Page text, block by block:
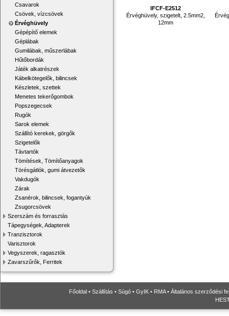
Csavarok
Csövek, vízcsövek
Érvéghüvely
Gépépítő elemek
Géplábak
Gumilábak, műszerlábak
Hűtőbordák
Játék alkatrészek
Kábelkötegelők, bilincsek
Készletek, szettek
Menetes tekerőgombok
Popszegecsek
Rugók
Sarok elemek
Szállító kerekek, görgők
Szigetelők
Távtartók
Tömítések, Tömítőanyagok
Törésgátlók, gumi átvezetők
Vakdugók
Zárak
Zsanérok, bilincsek, fogantyúk
Zsugorcsövek
Szerszám és forrasztás
Tápegységek, Adapterek
Tranzisztorok
Varisztorok
Vegyszerek, ragasztók
Zavarszűrők, Ferritek
IFCF-E2512
Érvéghüvely, szigetelt, 2.5mm2,
12mm
Főoldal • Szállítás • Súgó • GyIK • RMA• Általános szerződési